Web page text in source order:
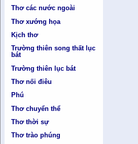
Thơ các nước ngoài
Thơ xướng họa
Kịch thơ
Trường thiên song thất lục
bát
Trường thiên lục bát
Thơ nối điêu
Phú
Thơ chuyển thể
Thơ thời sự
Thơ trào phúng